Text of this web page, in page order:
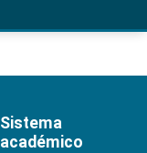
Sistema
académico